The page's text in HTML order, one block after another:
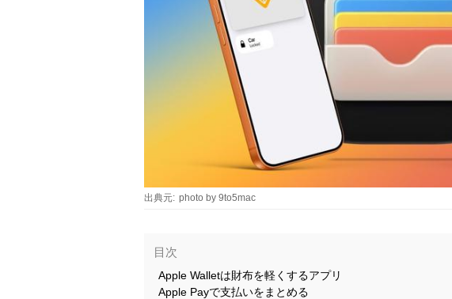
出典元: photo by 9to5mac
目次
Apple Walletは財布を軽くするアプリ
Apple Payで支払いをまとめる